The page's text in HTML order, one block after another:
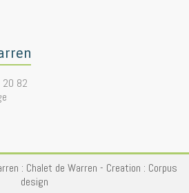
20 82
: Chalet de Warren - Creation : Corpus
design